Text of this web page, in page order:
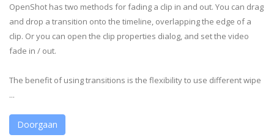
OpenShot has two methods for fading a clip in and out. You can drag
and drop a transition onto the timeline, overlapping the edge of a
clip. Or you can open the clip properties dialog, and set the video
fade in / out.
The benefit of using transitions is the flexibility to use different wipe
...
Doorgaan